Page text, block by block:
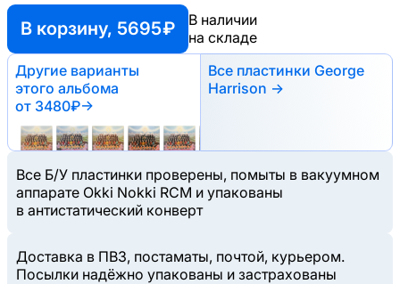
В корзину, 5695 ₽
В наличии
на складе
Другие варианты
этого альбома
от 3480₽→
Все пластинки George
Harrison →
Все Б/У пластинки проверены, помыты в вакуумном
аппарате Okki Nokki RCM и упакованы
в антистатический конверт
Доставка в ПВЗ, постаматы, почтой, курьером.
Посылки надёжно упакованы и застрахованы